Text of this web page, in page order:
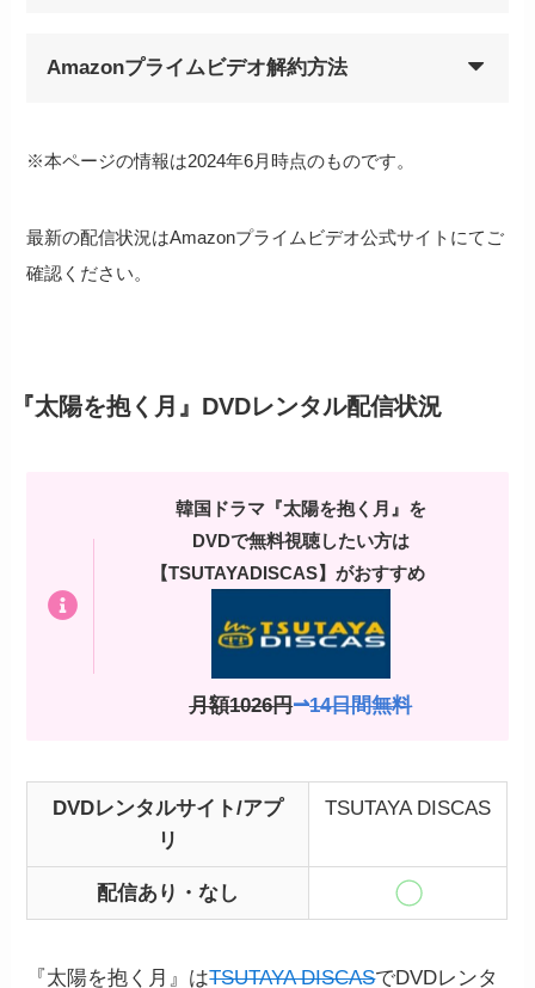
Amazonプライムビデオ解約方法
※本ページの情報は2024年6月時点のものです。
最新の配信状況はAmazonプライムビデオ公式サイトにてご
確認ください。
『太陽を抱く月』DVDレンタル配信状況
韓国ドラマ『太陽を抱く月』を
DVDで無料視聴したい方は
【TSUTAYADISCAS】がおすすめ
月額1026円⇀14日間無料
DVDレンタルサイト/アプ
リ
TSUTAYA DISCAS
配信あり・なし
『太陽を抱く月』はTSUTAYA DISCASでDVDレンタ